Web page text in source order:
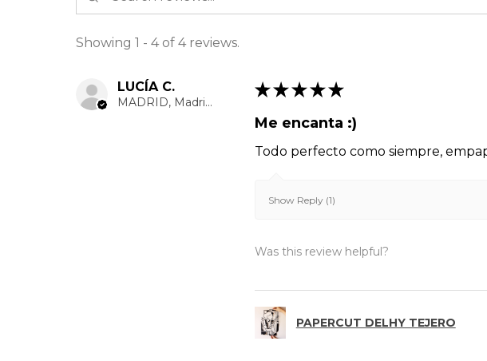
Showing 1 - 4 of 4 reviews.
LUCÍA C.
MADRID, Madrid Autonomous Community
★ ★ ★ ★ ★
Me encanta :)
Todo perfecto como siempre,
Show Reply (1)
Was this review helpful?
PAPERCUT DELHY TEJERO